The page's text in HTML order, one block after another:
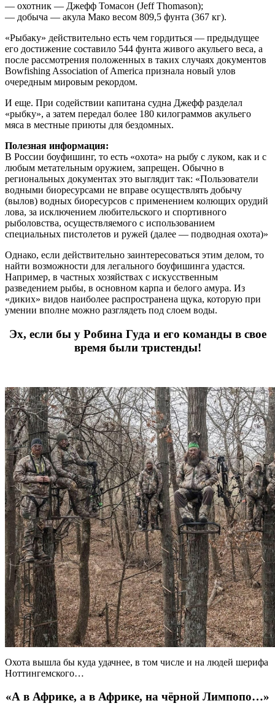
— охотник — Джефф Томасон (Jeff Thomason);
— добыча — акула Мако весом 809,5 фунта (367 кг).
«Рыбаку» действительно есть чем гордиться — предыдущее
его достижение составило 544 фунта живого акульего веса, а
после рассмотрения положенных в таких случаях документов
Bowfishing Association of America признала новый улов
очередным мировым рекордом.
И еще. При содействии капитана судна Джефф разделал
«рыбку», а затем передал более 180 килограммов акульего
мяса в местные приюты для бездомных.
Полезная информация:
В России боуфишинг, то есть «охота» на рыбу с луком, как и с
любым метательным оружием, запрещен. Обычно в
региональных документах это выглядит так: «Пользователи
водными биоресурсами не вправе осуществлять добычу
(вылов) водных биоресурсов с применением колющих орудий
лова, за исключением любительского и спортивного
рыболовства, осуществляемого с использованием
специальных пистолетов и ружей (далее — подводная охота)»
Однако, если действительно заинтересоваться этим делом, то
найти возможности для легального боуфишинга удастся.
Например, в частных хозяйствах с искусственным
разведением рыбы, в основном карпа и белого амура. Из
«диких» видов наиболее распространена щука, которую при
умении вполне можно разглядеть под слоем воды.
Эх, если бы у Робина Гуда и его команды в свое
время были тристенды!
Охота вышла бы куда удачнее, в том числе и на людей шерифа
Ноттингемского…
«А в Африке, а в Африке, на чёрной Лимпопо…»